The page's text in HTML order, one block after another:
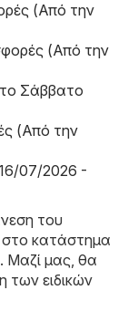
(Από την
(Από την
Σάββατο
(Από την
07/2026 -
του
στο κατάστημα
Μαζί μας, θα
των ειδικών